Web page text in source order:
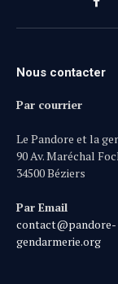
Nous contacter
Par courrier
Le Pandore et la
90 Av. Maréchal
34500 Béziers
Par Email
contact@pandore-
gendarmerie.org